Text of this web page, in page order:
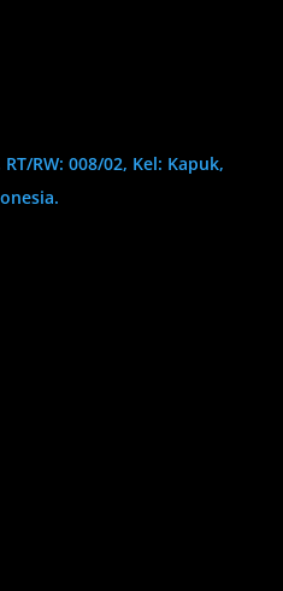
RW: 008/02, Kel: Kapuk,